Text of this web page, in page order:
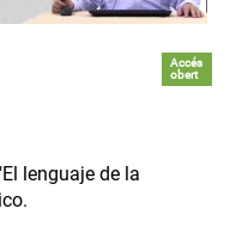
Accés
obert
lenguaje de la